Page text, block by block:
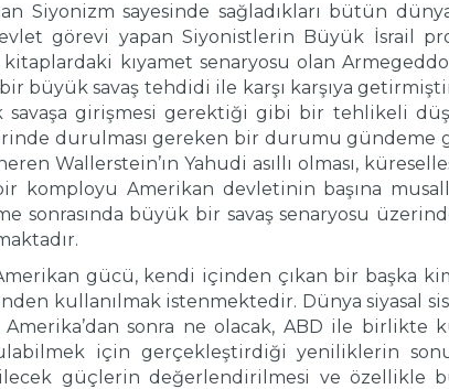
Siyonizm sayesinde sağladıkları bütün
görevi yapan Siyonistlerin Büyük İsrail
kıyamet senaryosu olan
büyük savaş tehdidi ile karşı karşıya
girişmesi gerektiği gibi bir tehlikeli
durulması gereken bir durumu gündeme
Wallerstein’ın Yahudi asıllı olması,
komployu Amerikan devletinin başına
sonrasında büyük bir savaş senaryosu
gücü, kendi içinden çıkan bir başka
kullanılmak istenmektedir. Dünya siyasal
Amerika’dan sonra ne olacak, ABD ile
için gerçekleştirdiği yeniliklerin
güçlerin değerlendirilmesi ve özellikle